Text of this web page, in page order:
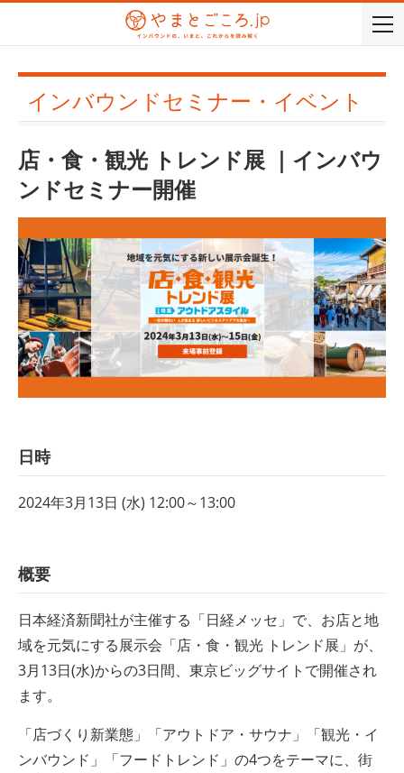
インバウンドセミナー・イベント
店・食・観光 トレンド展 ｜インバウ
ンドセミナー開催
日時
2024年3月13日 (水) 12:00～13:00
概要
日本経済新聞社が主催する「日経メッセ」で、お店と地
域を元気にする展示会「店・食・観光 トレンド展」が、
3月13日(水)からの3日間、東京ビッグサイトで開催され
ます。
「店づくり新業態」「アウトドア・サウナ」「観光・イ
ンバウンド」「フードトレンド」の4つをテーマに、街